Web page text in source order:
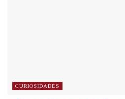
CURIOSIDADES